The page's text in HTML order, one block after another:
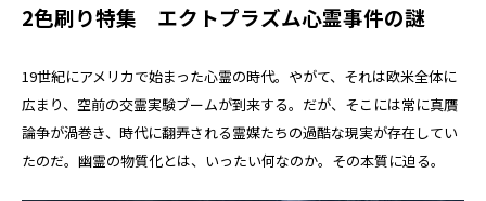
2色刷り特集 エクトプラズム心霊事件の謎
19世紀にアメリカで始まった心霊の時代。やがて、それは欧米全体に
広まり、空前の交霊実験ブームが到来する。だが、そこには常に真贋
論争が渦巻き、時代に翻弄される霊媒たちの過酷な現実が存在してい
たのだ。幽霊の物質化とは、いったい何なのか。その本質に迫る。